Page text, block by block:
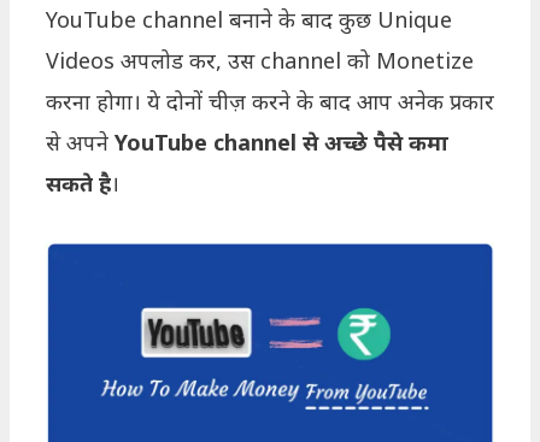
YouTube channel बनाने के बाद कुछ Unique
Videos अपलोड कर, उस channel को Monetize
करना होगा। ये दोनों चीज़ करने के बाद आप अनेक प्रकार
से अपने YouTube channel से अच्छे पैसे कमा
सकते है।